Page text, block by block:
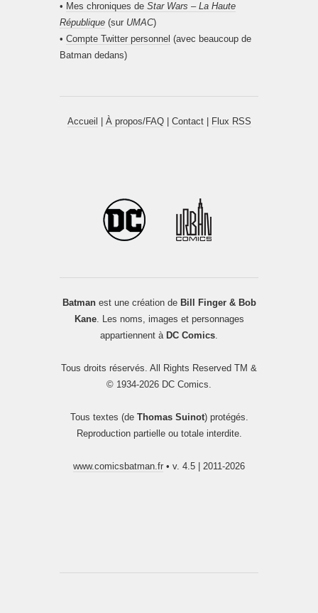
• Mes chroniques de Star Wars – La Haute
République (sur UMAC)
• Compte Twitter personnel (avec beaucoup de
Batman dedans)
Accueil À propos/FAQ| Contact| Flux RSS
Batmanest une création de Bill Finger & Bob
Kane. Les noms, images et personnages
appartiennent à DC Comics.
Tous droits réservés. All Rights Reserved TM &
© 1934-2026 DC Comics.
Tous textes (de Thomas Suinot) protégés.
Reproduction partielle ou totale interdite.
www.comicsbatman.fr • v. 4.5 | 2011-2026